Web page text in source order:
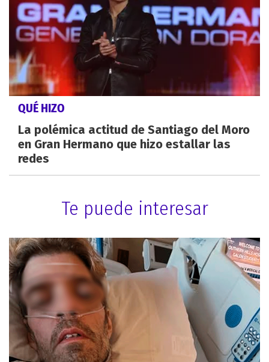
QUÉ HIZO
La polémica actitud de Santiago del Moro
en Gran Hermano que hizo estallar las
redes
Te puede interesar